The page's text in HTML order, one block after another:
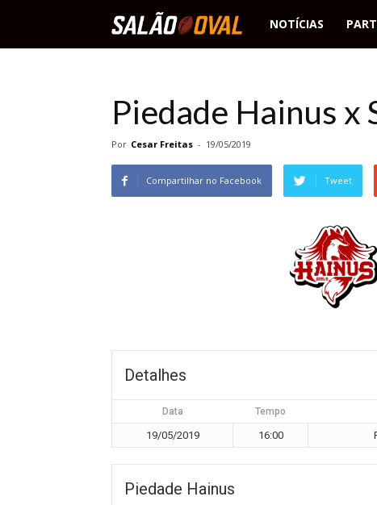
Salão
NOTÍCIAS
Piedade Hainus x
Por Cesar Freitas - 19/05/2019
Compartilhar no Facebook Tweet
Detalhes
Data Tempo
19/05/2019 16:00
Piedade Hainus